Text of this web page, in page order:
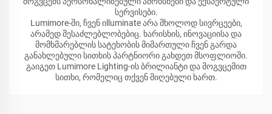
სერვისები.
Lumimore-ში, ჩვენ იlluminate არა მხოლოდ სივრცეები,
არამედ შესაძლებლობებიც. ხარისხის, ინოვაციისა და
მომხმარებლის სატეხობის მიმართული ჩვენ გარდა
განახლებული სითხის პარტნიორი გახდეთ მსოფლიოში.
გაიგეთ Lumimore Lighting-ის ბრილიანტი და მოგვცემით
სითხი, რომელიც თქვენ მიღებული ხართ.